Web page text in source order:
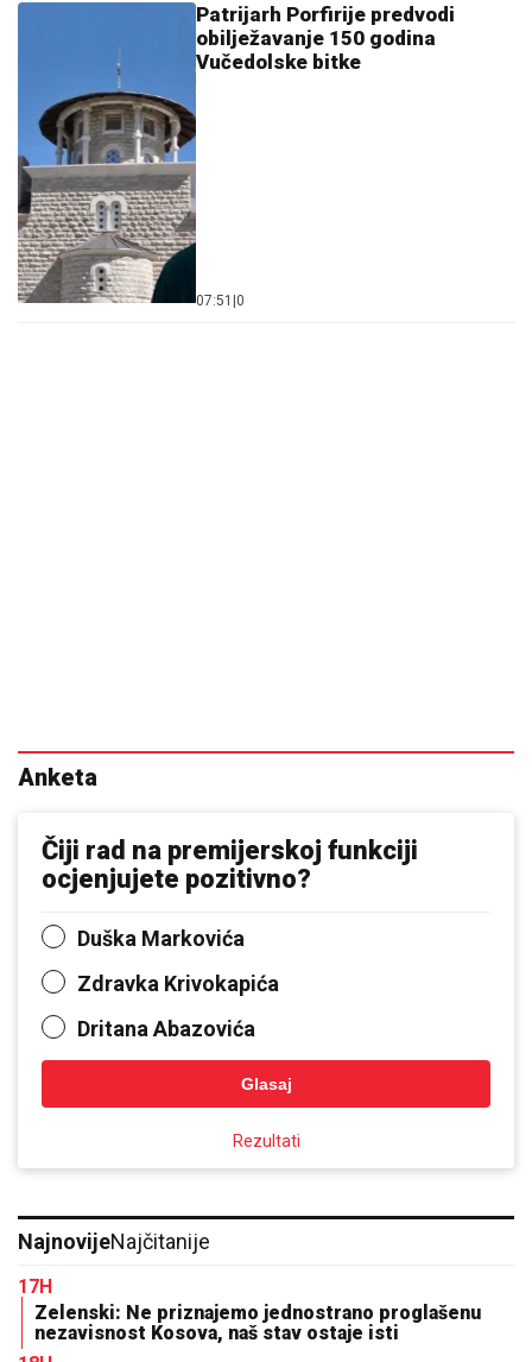
Patrijarh Porfirije predvodi
obilježavanje 150 godina
Vučedolske bitke
07:51 0
Anketa
Čiji rad na premijerskoj funkciji
ocjenjujete pozitivno?
Duška Markovića
Zdravka Krivokapića
Dritana Abazovića
Glasaj
Rezultati
NajnovijeNajčitanije
17H
Zelenski: Ne priznajemo jednostrano proglašenu
nezavisnost Kosova, naš stav ostaje isti